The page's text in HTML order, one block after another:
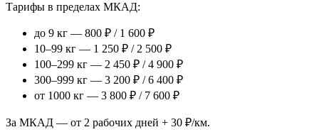
Тарифы в пределах МКАД:
до 9 кг — 800 ₽ / 1 600 ₽
10–99 кг — 1 250 ₽ / 2 500 ₽
100–299 кг — 2 450 ₽ / 4 900 ₽
300–999 кг — 3 200 ₽ / 6 400 ₽
от 1000 кг — 3 800 ₽ / 7 600 ₽
За МКАД — от 2 рабочих дней + 30 ₽/км.